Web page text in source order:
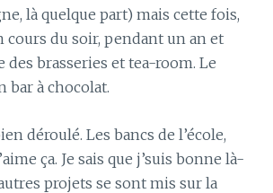
là quelque part) mais cette fois,
du soir, pendant un an et
des brasseries et tea-room. Le
bar à chocolat.
déroulé. Les bancs de l’école,
ça. Je sais que j’suis bonne là-
projets se sont mis sur la